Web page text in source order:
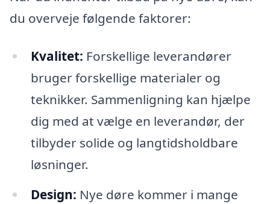
du overveje følgende faktorer:
Kvalitet: Forskellige leverandører
bruger forskellige materialer og
teknikker. Sammenligning kan hjælpe
dig med at vælge en leverandør, der
tilbyder solide og langtidsholdbare
løsninger.
Design: Nye døre kommer i mange